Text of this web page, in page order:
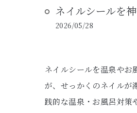
ネイルシールを
2026/05/28
ネイルシールを温泉やお
が、せっかくのネイルが
践的な温泉・お風呂対策